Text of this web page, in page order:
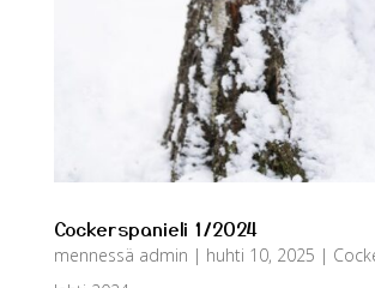
Cockerspanieli 1/2024
mennessä admin | huhti 10, 2025 |